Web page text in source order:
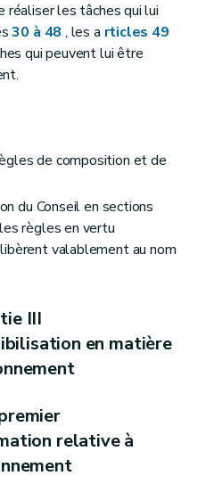
des associations en tant qu'associations environnementales
de reconnaissance des associations
réaliser les tâches qui lui
30 à 48 , les a rticles 49
qui peuvent lui être
de composition et de
du Conseil en sections
règles en vertu
valablement au nom
III
en matière
relative à